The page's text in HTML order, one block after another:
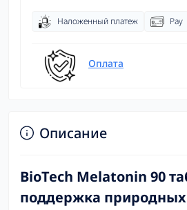
Наложенный платеж Pay
Оплата
Описание
BioTech Melatonin 90
поддержка природных